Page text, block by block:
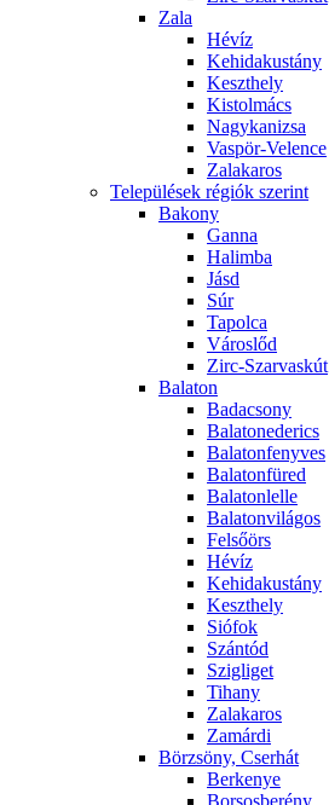
Zala
Hévíz
Kehidakustány
Keszthely
Kistolmács
Nagykanizsa
Vaspör-Velence
Zalakaros
Települések régiók szerint
Bakony
Ganna
Halimba
Jásd
Súr
Tapolca
Városlőd
Zirc-Szarvaskút
Balaton
Badacsony
Balatonederics
Balatonfenyves
Balatonfüred
Balatonlelle
Balatonvilágos
Felsőörs
Hévíz
Kehidakustány
Keszthely
Siófok
Szántód
Szigliget
Tihany
Zalakaros
Zamárdi
Börzsöny, Cserhát
Berkenye
Borsosberény